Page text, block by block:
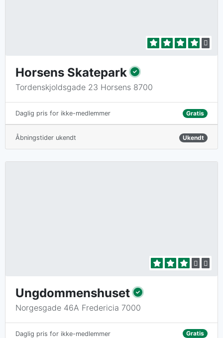
Horsens Skatepark
Tordenskjoldsgade 23 Horsens 8700
Daglig pris for ikke-medlemmer Gratis
Åbningstider ukendt Ukendt
Ungdommenshuset
Norgesgade 46A Fredericia 7000
Daglig pris for ikke-medlemmer Gratis